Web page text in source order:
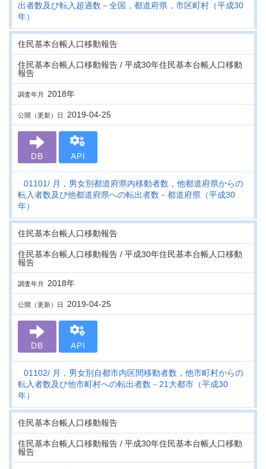
出者数及び転入超過数－全国，都道府県，市区町村（平成30
年）
住民基本台帳人口移動報告
住民基本台帳人口移動報告 / 平成30年住民基本台帳人口移動
報告
調査年月 2018年
公開（更新）日 2019-04-25
DB API
01101
月，男女別都道府県内移動者数，他都道府県からの
転入者数及び他都道府県への転出者数－都道府県（平成30
年）
住民基本台帳人口移動報告
住民基本台帳人口移動報告 / 平成30年住民基本台帳人口移動
報告
調査年月 2018年
公開（更新）日 2019-04-25
DB API
01102
月，男女別自都市内区間移動者数，他市町村からの
転入者数及び他市町村への転出者数－21大都市（平成30
年）
住民基本台帳人口移動報告
住民基本台帳人口移動報告 / 平成30年住民基本台帳人口移動
報告